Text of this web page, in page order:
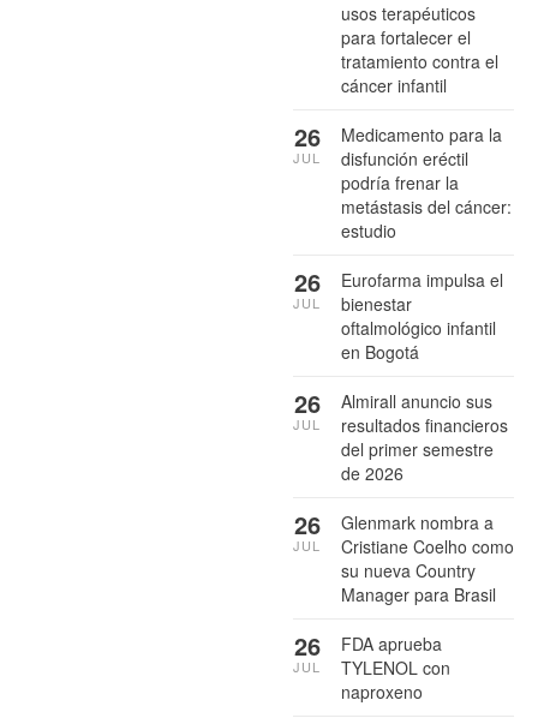
usos terapéuticos
para fortalecer el
tratamiento contra el
cáncer infantil
Medicamento para la
disfunción eréctil
podría frenar la
metástasis del cáncer:
estudio
26
JUL
Eurofarma impulsa el
bienestar
oftalmológico infantil
en Bogotá
26
JUL
Almirall anuncio sus
resultados financieros
del primer semestre
de 2026
26
JUL
Glenmark nombra a
Cristiane Coelho como
su nueva Country
Manager para Brasil
26
JUL
FDA aprueba
TYLENOL con
naproxeno
26
JUL